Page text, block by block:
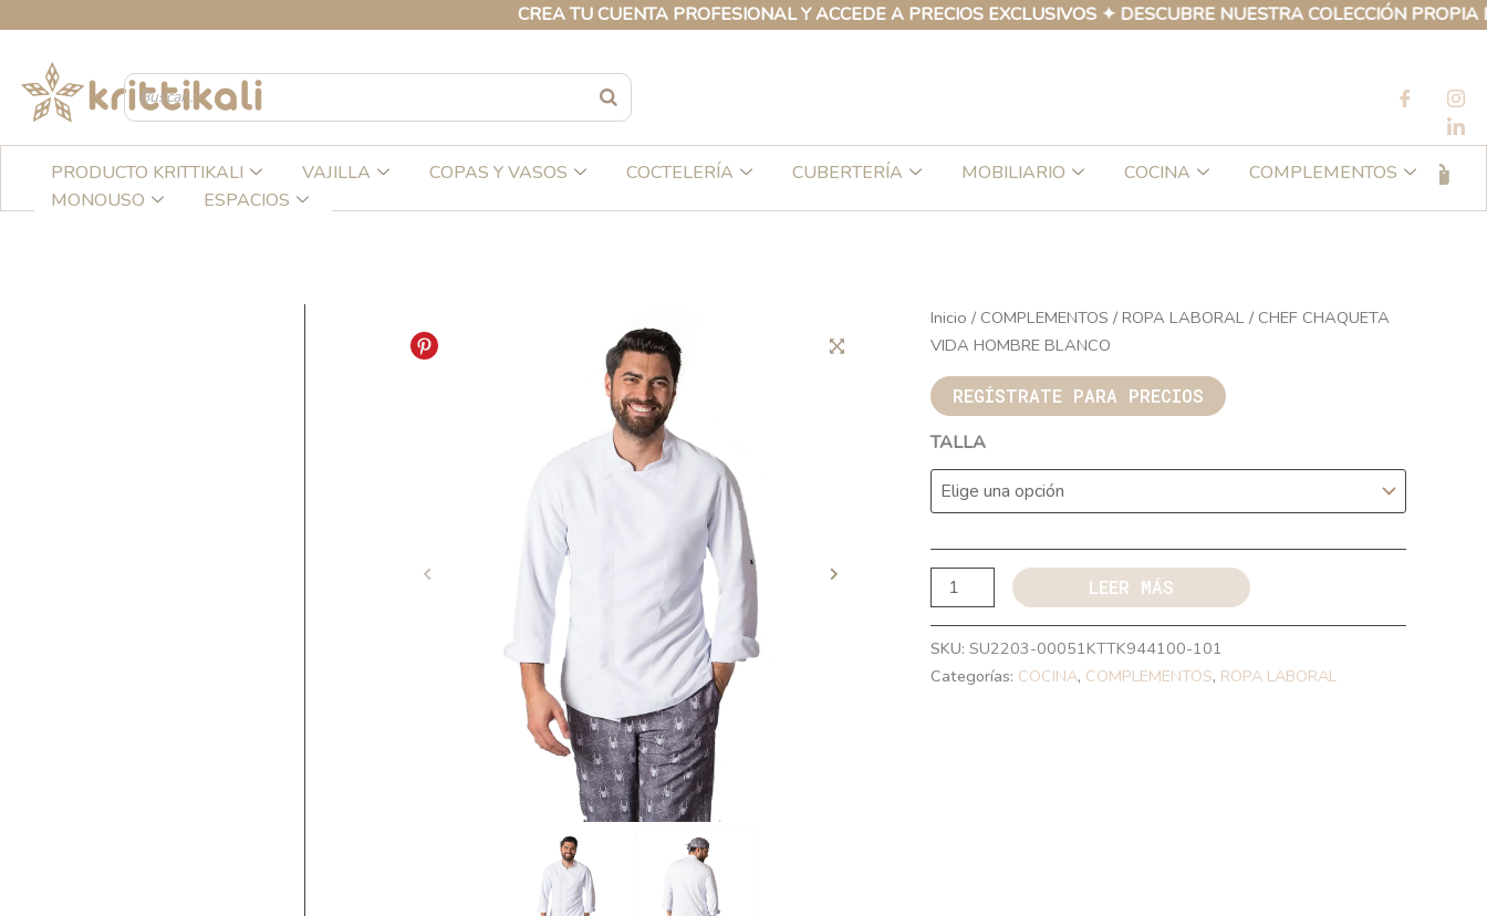
CREA TU CUENTA PROFESIONAL Y ACCEDE A PRECIOS EXCLUSIVOS ✦ DESCUBRE NUESTRA COLECCIÓN PROPIA DE
contenido
PRODUCTO KRITTIKALI VAJILLA COPAS Y VASOS COCTELERÍA CUBERTERÍA MOBILIARIO COCINA
COMPLEMENTOS
MONOUSO
ESPACIOS
Inicio / COMPLEMENTOS / ROPA LABORAL/ CHEF CHAQUETA
VIDA HOMBRE BLANCO
REGÍSTRATE PARA PRECIOS
TALLA
CHEF
CHAQUETA
VIDA
HOMBRE
cantidad
LEER MÁS
SKU: SU2203-00051KTTK944100-101
Categorías: COCINA, COMPLEMENTOS, ROPA LABORAL